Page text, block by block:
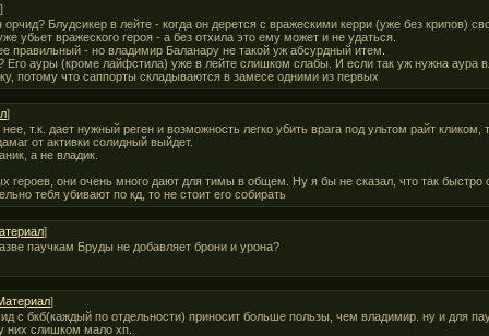
]
Блудсикер в лейте - когда он дерется с вражескими керри (уже без крипов)
убьет вражеского героя - а без отхила это ему может и не удаться.
правильный - но владимир Баланару не такой уж абсурдный итем.
Его ауры (кроме лайфстила) уже в лейте слишком слабы. И если так уж нужна аура
потому что саппорты складываются в замесе одними из первых
]
т.к. дает нужный реген и возможность легко убить врага под ультом райт кликом,
от активки солидный выйдет.
а не владик.
героев, они очень много дают для тимы в общем. Ну я бы не сказал, что так
тебя убивают по кд, то не стоит его собирать
]
паучкам Бруды не добавляет брони и урона?
]
с бкб(каждый по отдельности) приносит больше пользы, чем владимир. ну и для
них слишком мало хп.